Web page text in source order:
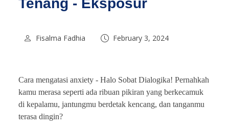
Tenang - Eksposur
Fisalma Fadhia February 3, 2024
Cara mengatasi anxiety - Halo Sobat Dialogika! Pernahkah
kamu merasa seperti ada ribuan pikiran yang berkecamuk
di kepalamu, jantungmu berdetak kencang, dan tanganmu
terasa dingin?